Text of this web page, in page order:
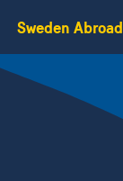
Sweden Abroad